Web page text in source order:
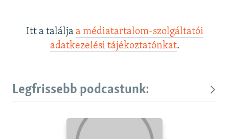
Itt a találja a médiatartalom-szolgáltatói
adatkezelési tájékoztatónkat.
Legfrissebb podcastunk: